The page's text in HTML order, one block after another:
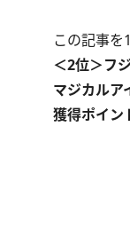
この記事を
＜2位＞フ
マジカルア
獲得ポイ